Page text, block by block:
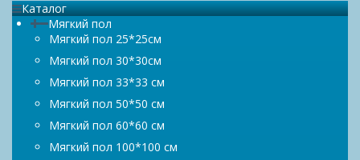
Каталог
Мягкий пол
Мягкий пол 25*25см
Мягкий пол 30*30см
Мягкий пол 33*33 см
Мягкий пол 50*50 см
Мягкий пол 60*60 см
Мягкий пол 100*100 см